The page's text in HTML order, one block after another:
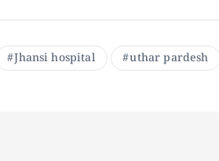
Jhansi hospital uthar pardesh